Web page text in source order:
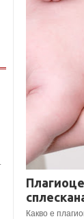
Какво е